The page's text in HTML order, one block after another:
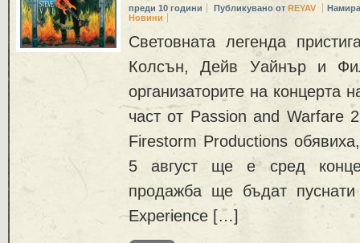
преди 10 години Публикувано от REYAV
Новини
Световната легенда
Колсън, Дейв Уайнър и
организаторите на концерта
част от Passion and Warfare
Firestorm Productions
5 август ще е сред
продажба ще бъдат
Experience […]